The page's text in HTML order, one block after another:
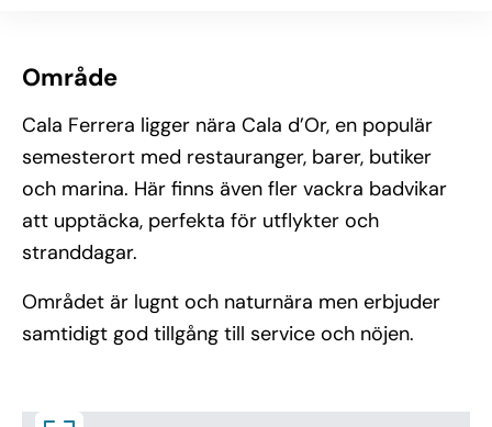
Område
Cala Ferrera ligger nära Cala d’Or, en populär
semesterort med restauranger, barer, butiker
och marina. Här finns även fler vackra badvikar
att upptäcka, perfekta för utflykter och
stranddagar.
Området är lugnt och naturnära men erbjuder
samtidigt god tillgång till service och nöjen.